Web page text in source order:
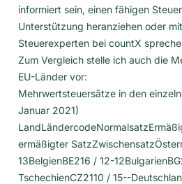
informiert sein, einen fähigen
Unterstützung heranziehen oder
Steuerexperten bei countX
Zum Vergleich stelle ich auch die
EU-Länder vor:
Mehrwertsteuersätze in den
Januar 2021)
ermäßigter
13BelgienBE216 / 12-
TschechienCZ2110 / 15--